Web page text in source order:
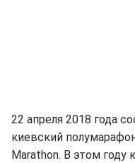
22 апреля 2018 года
киевский
Marathon. В этом году